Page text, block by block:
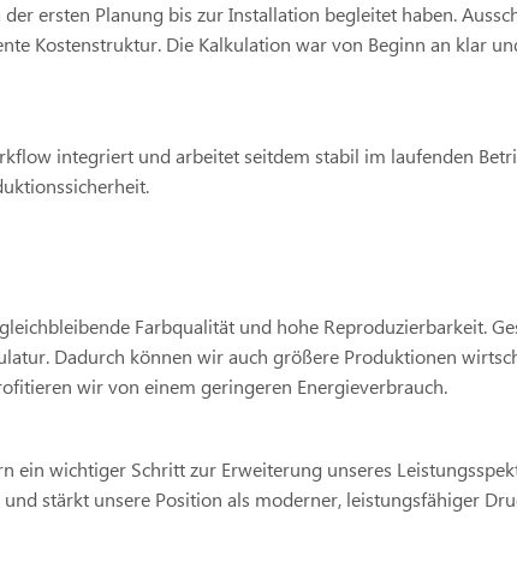
ersten Planung bis zur Installation begleitet haben.
Kostenstruktur. Die Kalkulation war von Beginn an klar
integriert und arbeitet seitdem stabil im laufenden
Farbqualität und hohe Reproduzierbarkeit.
Dadurch können wir auch größere Produktionen
wir von einem geringeren Energieverbrauch.
ein wichtiger Schritt zur Erweiterung unseres
stärkt unsere Position als moderner, leistungsfähiger